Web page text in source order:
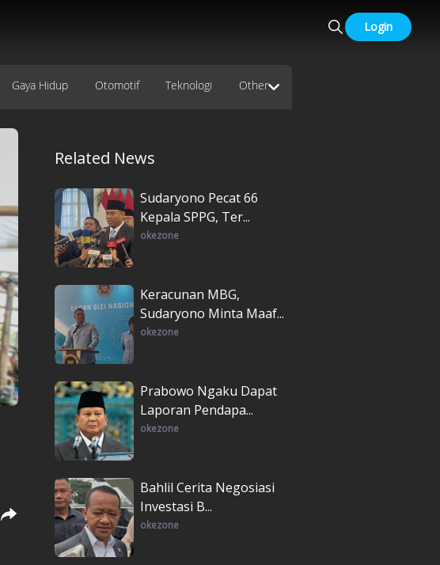
Login
Gaya Hidup Otomotif Teknologi Other
Related News
Sudaryono Pecat 66
Kepala SPPG, Ter...
okezone
Keracunan MBG,
Sudaryono Minta Maaf...
okezone
Prabowo Ngaku Dapat
Laporan Pendapa...
okezone
Bahlil Cerita Negosiasi
Investasi B...
okezone